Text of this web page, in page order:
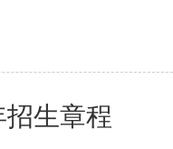
招生章程